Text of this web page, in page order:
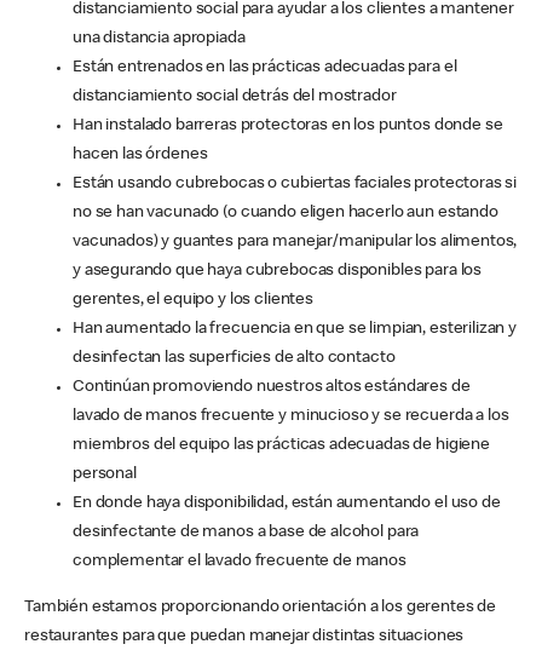
distanciamiento social para ayudar a los clientes a mantener
una distancia apropiada
Están entrenados en las prácticas adecuadas para el
distanciamiento social detrás del mostrador
Han instalado barreras protectoras en los puntos donde se
hacen las órdenes
Están usando cubrebocas o cubiertas faciales protectoras si
no se han vacunado (o cuando eligen hacerlo aun estando
vacunados) y guantes para manejar/manipular los alimentos,
y asegurando que haya cubrebocas disponibles para los
gerentes, el equipo y los clientes
Han aumentado la frecuencia en que se limpian, esterilizan y
desinfectan las superficies de alto contacto
Continúan promoviendo nuestros altos estándares de
lavado de manos frecuente y minucioso y se recuerda a los
miembros del equipo las prácticas adecuadas de higiene
personal
En donde haya disponibilidad, están aumentando el uso de
desinfectante de manos a base de alcohol para
complementar el lavado frecuente de manos
También estamos proporcionando orientación a los gerentes de
restaurantes para que puedan manejar distintas situaciones